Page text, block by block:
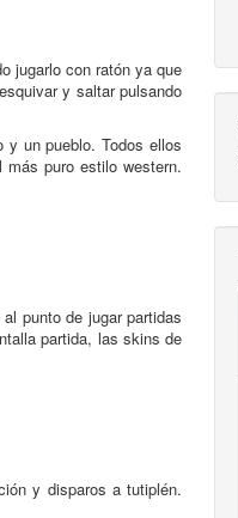
jugarlo con ratón ya que
y saltar pulsando
y un pueblo. Todos ellos
puro estilo western.
punto de jugar partidas
partida, las skins de
y disparos a tutiplén.